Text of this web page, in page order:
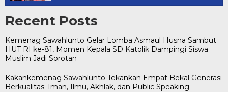
Recent Posts
Kemenag Sawahlunto Gelar Lomba Asmaul Husna Sambut
HUT RI ke-81, Momen Kepala SD Katolik Dampingi Siswa
Muslim Jadi Sorotan
Kakankemenag Sawahlunto Tekankan Empat Bekal Generasi
Berkualitas: Iman, Ilmu, Akhlak, dan Public Speaking